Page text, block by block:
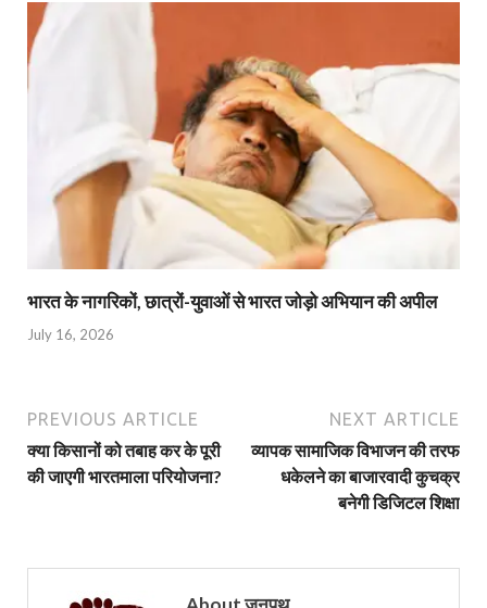
भारत के नागरिकों, छात्रों-युवाओं से भारत जोड़ो अभियान की अपील
July 16, 2026
PREVIOUS ARTICLE
क्या किसानों को तबाह कर के पूरी
की जाएगी भारतमाला परियोजना?
NEXT ARTICLE
व्यापक सामाजिक विभाजन की तरफ
धकेलने का बाजारवादी कुचक्र
बनेगी डिजिटल शिक्षा